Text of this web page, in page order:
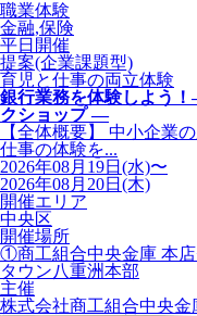
職業体験
金融,保険
平日開催
提案(企業課題型)
育児と仕事の両立体験
銀行業務を体験しよう
クショップ ―
【全体概要】 中小企業
仕事の体験を...
2026年08月19日(水)〜
2026年08月20日(木)
開催エリア
中央区
開催場所
①商工組合中央金庫 本
タウン八重洲本部
主催
株式会社商工組合中央金